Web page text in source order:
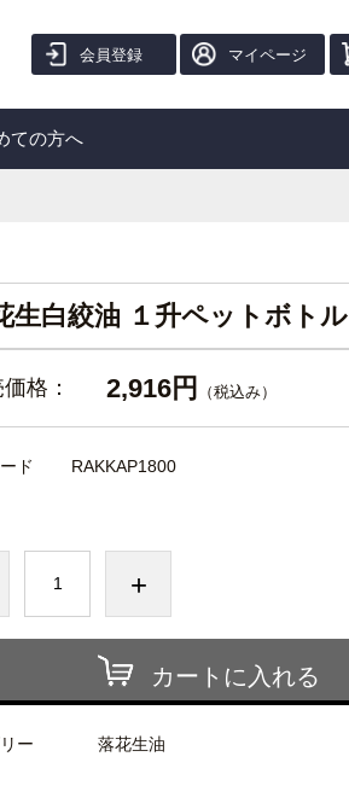
会員登録 マイページ
ての方へ
生白絞油 １升ペットボトル
格： 2,916円 （税込み）
ド RAKKAP1800
+
カートに入れる
ー 落花生油